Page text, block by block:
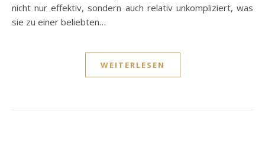
nicht nur effektiv, sondern auch relativ unkompliziert, was
sie zu einer beliebten…
WEITERLESEN